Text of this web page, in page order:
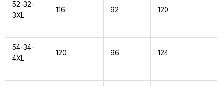
52-32-
3XL
116 92 120
54-34-
4XL
120 96 124